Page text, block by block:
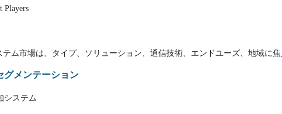
Players
ム市場は、タイプ、ソリューション、通信技術、エンドユーズ、地域に
グメンテーション
システム